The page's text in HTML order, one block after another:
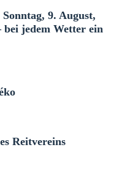
9. August,
bei jedem Wetter ein
Reitvereins